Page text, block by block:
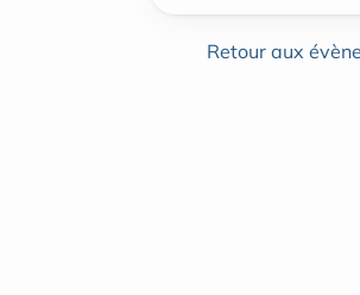
Retour aux